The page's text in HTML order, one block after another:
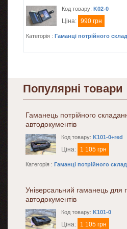
Код товару: K02-0
Ціна: 990 грн
Категорія : Гаманці потрійного
Популярні товари
Гаманець потрійного
автодокументів
Код товару: K101-0+red
Ціна: 1 105 грн
Категорія : Гаманці потрійного
Універсальний гаманець для
автодокументів
Код товару: K101-0
Ціна: 1 105 грн